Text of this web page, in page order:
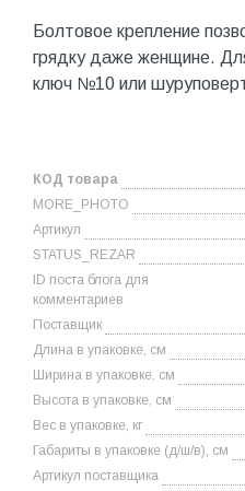
Болтовое крепление
грядку даже женщине.
ключ №10 или
КОД товара
MORE_PHOTO
Артикул
STATUS_REZAR
ID поста блога для
комментариев
Поставщик
Длина в упаковке, см
Ширина в упаковке, см
Высота в упаковке, см
Вес в упаковке, кг
Габариты в упаковке (д/ш/в), см
Артикул поставщика